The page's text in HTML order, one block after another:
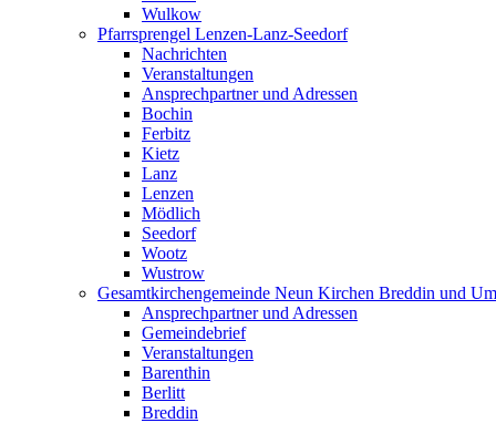
Wulkow
Pfarrsprengel Lenzen-Lanz-Seedorf
Nachrichten
Veranstaltungen
Ansprechpartner und Adressen
Bochin
Ferbitz
Kietz
Lanz
Lenzen
Mödlich
Seedorf
Wootz
Wustrow
Gesamtkirchengemeinde Neun Kirchen Breddin und
Ansprechpartner und Adressen
Gemeindebrief
Veranstaltungen
Barenthin
Berlitt
Breddin